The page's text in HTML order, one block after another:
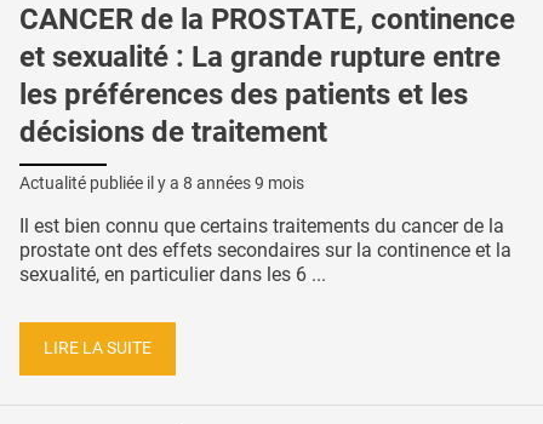
CANCER de la PROSTATE, continence
et sexualité : La grande rupture entre
les préférences des patients et les
décisions de traitement
Actualité publiée il y a 8 années 9 mois
Il est bien connu que certains traitements du cancer de la
prostate ont des effets secondaires sur la continence et la
sexualité, en particulier dans les 6 ...
LIRE LA SUITE